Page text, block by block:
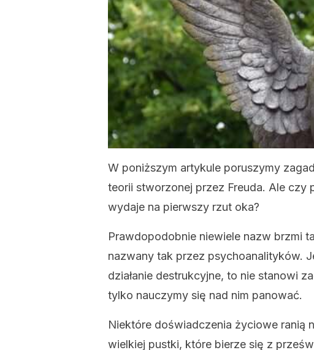
W poniższym artykule poruszymy
teorii stworzonej przez Freuda. Ale czy
wydaje na pierwszy rzut oka?
Prawdopodobnie niewiele nazw brzmi
nazwany tak przez psychoanalityków.
działanie destrukcyjne, to nie stanowi
tylko nauczymy się nad nim panować.
Niektóre doświadczenia życiowe ranią
wielkiej pustki, które bierze się z